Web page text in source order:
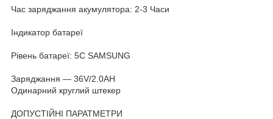
Час заряджання акумулятора: 2-3 Часи
Індикатор батареї
Рівень батареї: 5C SAMSUNG
Заряджання — 36V/2.0AH
Одинарний круглий штекер
ДОПУСТІЙНІ ПАРАТМЕТРИ